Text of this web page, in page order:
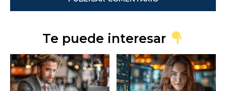
Te puede interesar